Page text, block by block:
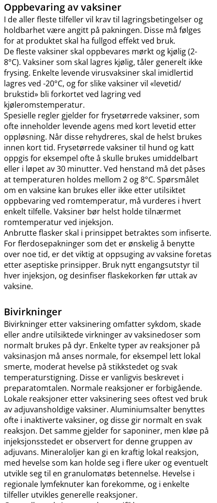
Oppbevaring av vaksiner
I de aller fleste tilfeller vil krav til lagringsbetingelser og
holdbarhet være angitt på pakningen. Disse må følges
for at produktet skal ha fullgod effekt ved bruk.
De fleste vaksiner skal oppbevares mørkt og kjølig (2-
8°C). Vaksiner som skal lagres kjølig, tåler generelt ikke
frysing. Enkelte levende virusvaksiner skal imidlertid
lagres ved -20°C, og for slike vaksiner vil «levetid​/​
brukstid» bli forkortet ved lagring ved
kjøleromstemperatur.
Spesielle regler gjelder for frysetørrede vaksiner, som
ofte inneholder levende agens med kort levetid etter
oppløsning. Når disse rehydreres, skal de helst brukes
innen kort tid. Frysetørrede vaksiner til hund og katt
oppgis for eksempel ofte å skulle brukes umiddelbart
eller i løpet av 30 minutter. Ved henstand må det påses
at temperaturen holdes mellom 2 og 8°C. Spørsmålet
om en vaksine kan brukes eller ikke etter utilsiktet
oppbevaring ved romtemperatur, må vurderes i hvert
enkelt tilfelle. Vaksiner bør helst holde tilnærmet
romtemperatur ved injeksjon.
Anbrutte flasker skal i prinsippet betraktes som infiserte.
For flerdosepakninger som det er ønskelig å benytte
over noe tid, er det viktig at oppsuging av vaksine foretas
etter aseptiske prinsipper. Bruk nytt engangsutstyr til
hver injeksjon, og desinfiser flaskekorken før uttak av
vaksine.
Bivirkninger
Bivirkninger etter vaksinering omfatter sykdom, skade
eller andre utilsiktede virkninger av vaksinedoser som
normalt brukes på dyr. Enkelte typer av reaksjoner på
vaksinasjon må anses normale, for eksempel lett lokal
smerte, moderat hevelse på stikkstedet og svak
temperaturstigning. Disse er vanligvis beskrevet i
preparatomtalen. Normale reaksjoner er forbigående.
Lokale reaksjoner etter vaksinering sees oftest ved bruk
av adjuvansholdige vaksiner. Aluminiumsalter benyttes
ofte i inaktiverte vaksiner, og disse gir normalt en svak
reaksjon. Det samme gjelder for saponiner, men kløe på
injeksjonsstedet er observert for denne gruppen av
adjuvans. Mineraloljer kan gi en kraftig lokal reaksjon,
med hevelse som kan holde seg i flere uker og eventuelt
utvikle seg til en granulomatøs betennelse. Hevelse i
regionale lymfeknuter kan forekomme, og i enkelte
tilfeller utvikles generelle reaksjoner.